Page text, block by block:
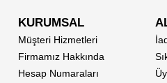
KURUMSAL
Müşteri Hizmetleri
Firmamız Hakkında
Hesap Numaraları